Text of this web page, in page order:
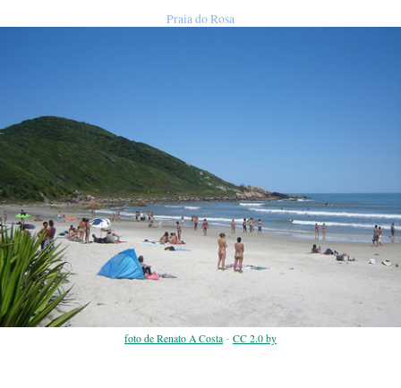
Praia do Rosa
foto de Renato A Costa - CC 2.0 by